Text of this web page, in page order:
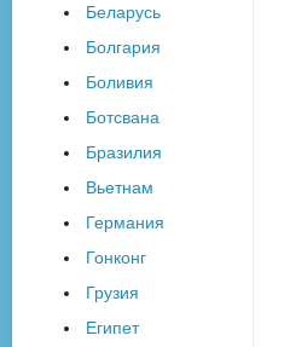
Беларусь
Болгария
Боливия
Ботсвана
Бразилия
Вьетнам
Германия
Гонконг
Грузия
Египет